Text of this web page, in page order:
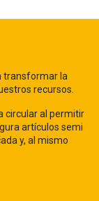
transformar la
recursos.
circular al permitir
artículos semi
y, al mismo